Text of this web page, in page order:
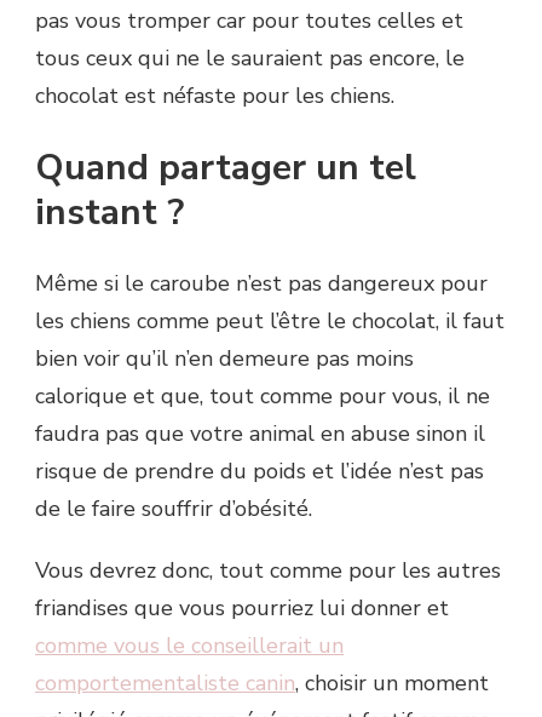
pas vous tromper car pour toutes celles et
tous ceux qui ne le sauraient pas encore, le
chocolat est néfaste pour les chiens.
Quand partager un tel
instant ?
Même si le caroube n’est pas dangereux pour
les chiens comme peut l’être le chocolat, il faut
bien voir qu’il n’en demeure pas moins
calorique et que, tout comme pour vous, il ne
faudra pas que votre animal en abuse sinon il
risque de prendre du poids et l’idée n’est pas
de le faire souffrir d’obésité.
Vous devrez donc, tout comme pour les autres
friandises que vous pourriez lui donner et
comme vous le conseillerait un
comportementaliste canin, choisir un moment